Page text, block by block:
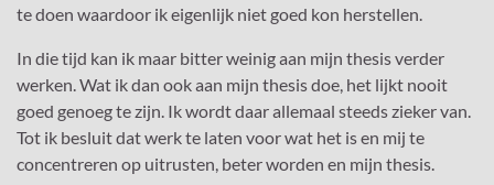
te doen waardoor ik eigenlijk niet goed kon herstellen.
In die tijd kan ik maar bitter weinig aan mijn thesis verder
werken. Wat ik dan ook aan mijn thesis doe, het lijkt nooit
goed genoeg te zijn. Ik wordt daar allemaal steeds zieker van.
Tot ik besluit dat werk te laten voor wat het is en mij te
concentreren op uitrusten, beter worden en mijn thesis.